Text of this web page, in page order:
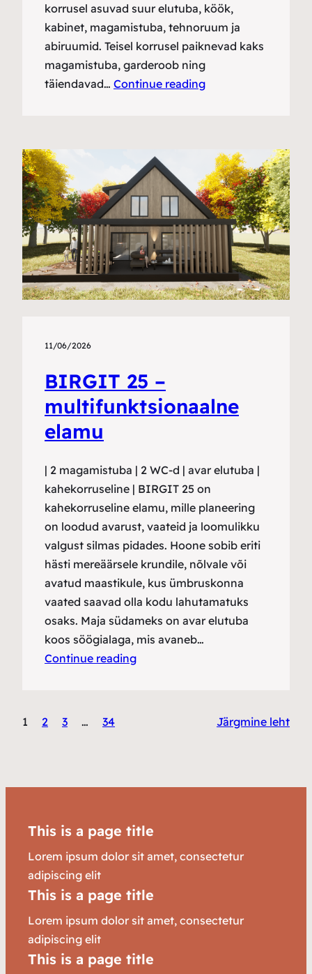
korrusel asuvad suur elutuba, köök,
kabinet, magamistuba, tehnoruum ja
abiruumid. Teisel korrusel paiknevad kaks
magamistuba, garderoob ning
täiendavad… Continue reading
11/06/2026
BIRGIT 25 –
multifunktsionaalne
elamu
| 2 magamistuba | 2 WC-d | avar elutuba |
kahekorruseline | BIRGIT 25 on
kahekorruseline elamu, mille planeering
on loodud avarust, vaateid ja loomulikku
valgust silmas pidades. Hoone sobib eriti
hästi mereäärsele krundile, nõlvale või
avatud maastikule, kus ümbruskonna
vaated saavad olla kodu lahutamatuks
osaks. Maja südameks on avar elutuba
koos söögialaga, mis avaneb…
Continue reading
1 2 3 … 34 Järgmine leht
This is a page title
Lorem ipsum dolor sit amet, consectetur
adipiscing elit
This is a page title
Lorem ipsum dolor sit amet, consectetur
adipiscing elit
This is a page title